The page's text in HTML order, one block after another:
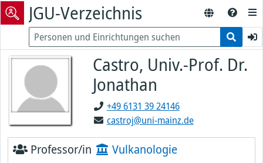
JGU-Verzeichnis
Castro, Univ.-Prof. Dr.
Jonathan
+49 6131 39 24146
castroj@uni-mainz.de
Professor/in Vulkanologie